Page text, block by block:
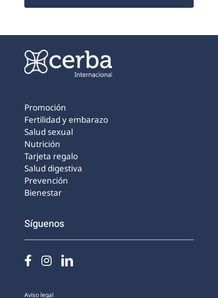
Promoción
Fertilidad y embarazo
Salud sexual
Nutrición
Tarjeta regalo
Salud digestiva
Prevención
Bienestar
Síguenos
Aviso legal